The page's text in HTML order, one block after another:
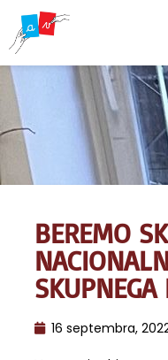
BEREMO
16 septembra,